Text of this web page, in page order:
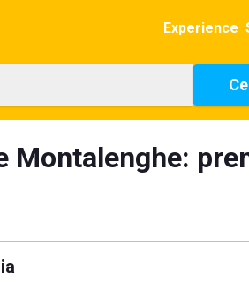
Experience
Montalenghe: